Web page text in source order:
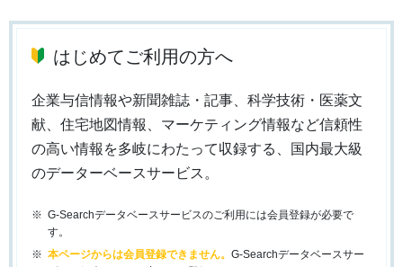
はじめてご利用の方へ
企業与信情報や新聞雑誌・記事、科学技術・医薬文
献、住宅地図情報、マーケティング情報など信頼性
の高い情報を多岐にわたって収録する、国内最大級
のデーターベースサービス。
G-Searchデータベースサービスのご利用には会員登録が必要で
す。
本ページからは会員登録できません。 G-Searchデータベースサー